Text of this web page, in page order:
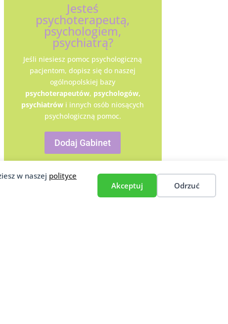
w naszej polityce
Akceptuj Odrzuć
Jesteś
psychoterapeutą,
psychologiem,
psychiatrą?
Jeśli niesiesz pomoc psychologiczną
pacjentom, dopisz się do naszej
ogólnopolskiej bazy
psychoterapeutów, psychologów,
psychiatrów i innych osób niosących
psychologiczną pomoc.
Dodaj Gabinet
Tematy powiązane: